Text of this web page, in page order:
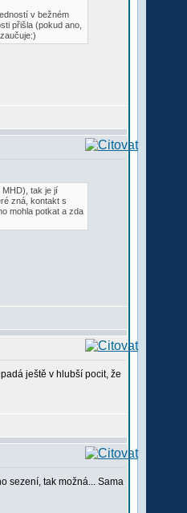
v bežném
přišla (pokud ano,
tak je jí
zná, kontakt s
mohla potkat a zda
ještě v hlubší pocit, že
sezení, tak možná... Sama